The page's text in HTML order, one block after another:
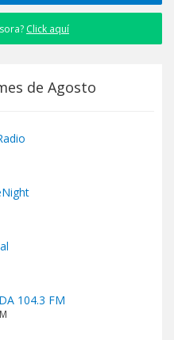
Click aquí
de Agosto
104.3 FM